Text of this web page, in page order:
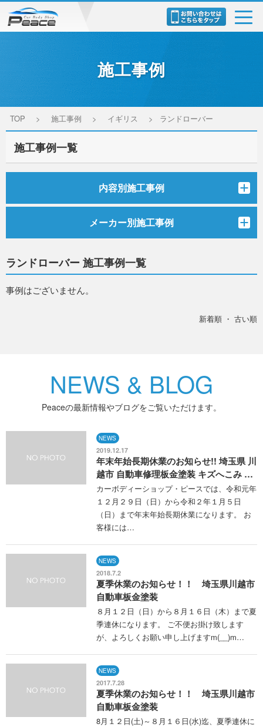
toggle
施工事例
TOP > 施工事例 > イギリス > ランドローバー
施工事例一覧
内容別施工事例
メーカー別施工事例
ランドローバー 施工事例一覧
事例はございません。
新着順 ・ 古い順
NEWS & BLOG
Peaceの最新情報やブログをご覧いただけます。
NEWS
2019.12.17
年末年始長期休業のお知らせ!! 埼玉県 川
越市 自動車修理板金塗装 キズへこみ …
カーボディーショップ・ピースでは、令和元年
１２月２９日（日）から令和２年１月５日
（日）まで年末年始長期休業になります。 お
客様には…
NEWS
2018.7.2
夏季休業のお知らせ！！ 埼玉県川越市
自動車板金塗装
８月１２日（日）から８月１６日（木）まで夏
季連休になります。 ご不便お掛け致します
が、よろしくお願い申し上げますm(__)m…
NEWS
2017.7.28
夏季休業のお知らせ！！ 埼玉県川越市
自動車板金塗装
8月１２日(土)～８月１６日(水)迄、夏季連休に